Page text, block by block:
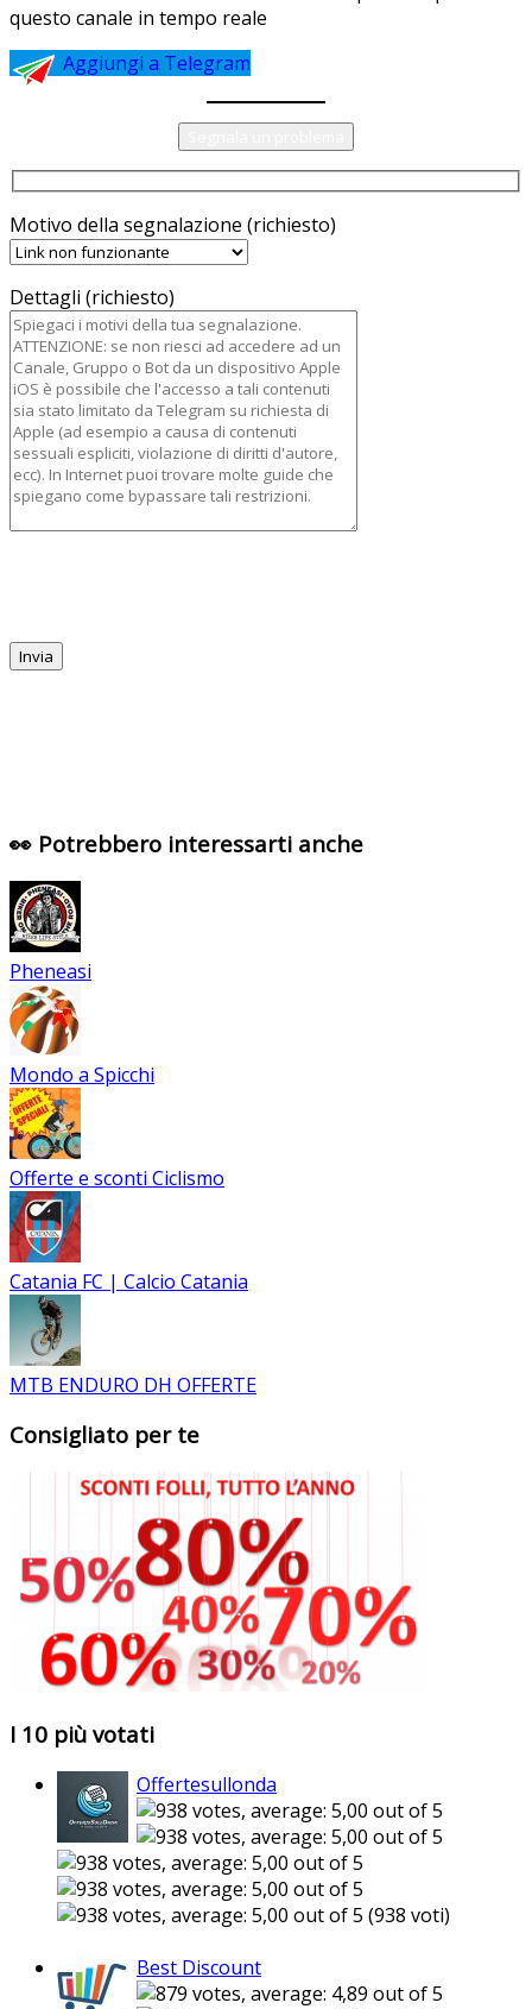
questo canale in tempo reale
Aggiungi a Telegram
Motivo della segnalazione (richiesto)
Dettagli (richiesto)
👀 Potrebbero interessarti anche
Pheneasi
Mondo a Spicchi
Offerte e sconti Ciclismo
Catania FC | Calcio Catania
MTB ENDURO DH OFFERTE
Consigliato per te
I 10 più votati
Offertesullonda
(938 voti)
Best Discount